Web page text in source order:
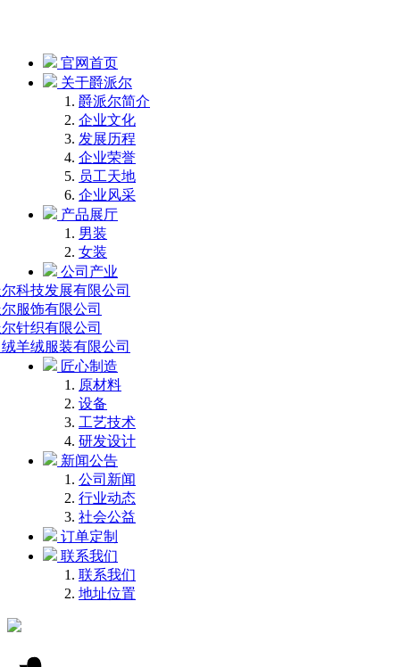
官网首页
关于爵派尔
爵派尔简介
企业文化
发展历程
企业荣誉
员工天地
企业风采
产品展厅
男装
女装
公司产业
科技发展有限公司
服饰有限公司
针织有限公司
羊绒服装有限公司
匠心制造
原材料
设备
工艺技术
研发设计
新闻公告
公司新闻
行业动态
社会公益
订单定制
联系我们
联系我们
地址位置